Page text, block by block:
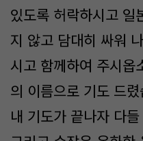
있도록 허락하시고 일
지 않고 담대히 싸워
시고 함께하여 주시옵
의 이름으로 기도 드
내 기도가 끝나자 다